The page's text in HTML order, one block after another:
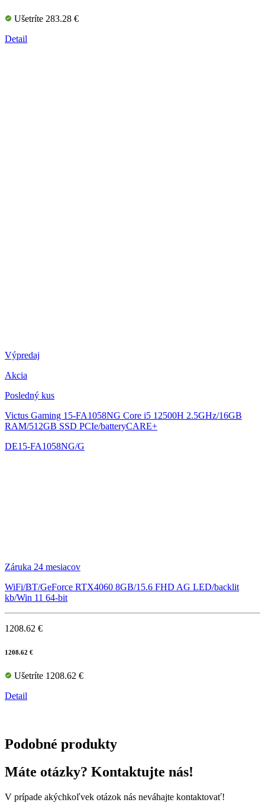
Ušetríte 283.28 €
Detail
Výpredaj
Akcia
Posledný kus
Victus Gaming 15-FA1058NG Core i5 12500H 2.5GHz/16GB
RAM/512GB SSD PCIe/batteryCARE+
DE15-FA1058NG/G
Záruka 24 mesiacov
WiFi/BT/GeForce RTX4060 8GB/15.6 FHD AG LED/backlit
kb/Win 11 64-bit
1208.62 €
1208.62 €
Ušetríte 1208.62 €
Detail
Podobné produkty
Máte otázky? Kontaktujte nás!
V prípade akýchkoľvek otázok nás neváhajte kontaktovať!